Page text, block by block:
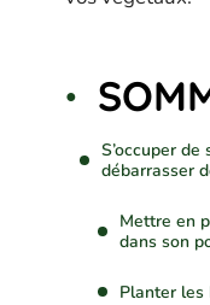
S’occuper
débarrasser
Mettre en
dans son
Planter les